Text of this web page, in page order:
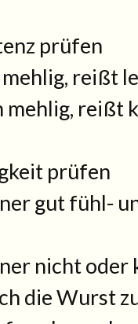
prüfen
reißt
mehlig, reißt
prüfen
gut fühl-
nicht oder
die Wurst